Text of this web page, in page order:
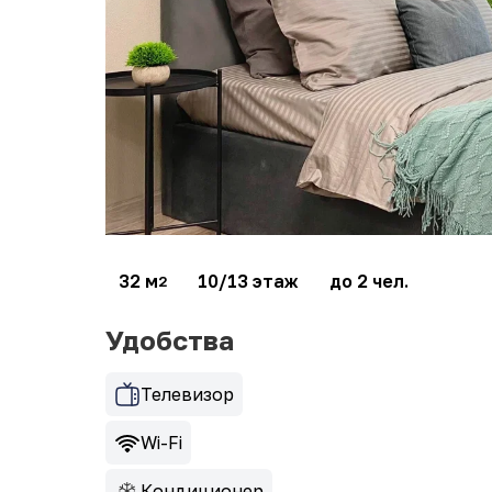
32 м2 10/13 этаж до 2 чел.
Удобства
Телевизор
Wi-Fi